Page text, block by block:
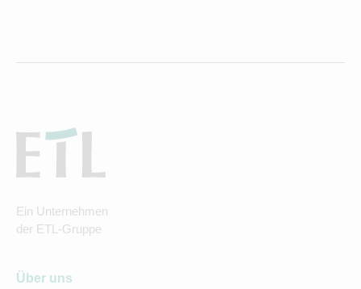
Ein Unternehmen
der ETL-Gruppe
Über uns